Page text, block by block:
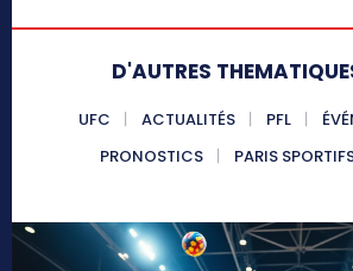
D'AUTRES
UFC ACTUALITÉS PFL
PRONOSTICS
PARIS